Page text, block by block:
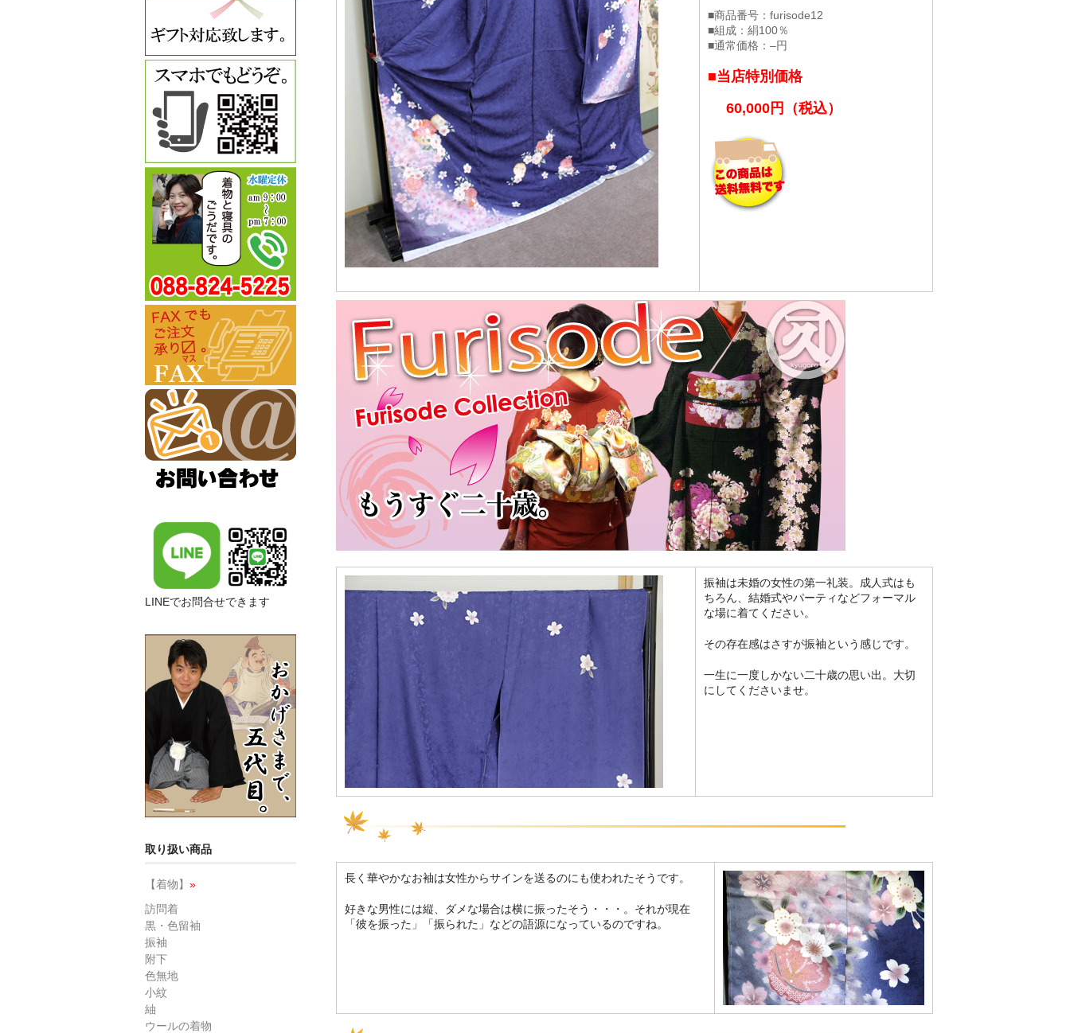
■商品番号：furisode12
■組成：絹100％
■通常価格：–円
■当店特別価格
60,000円（税込）
振袖は未婚の女性の第一礼装。成人式はも
ちろん、結婚式やパーティなどフォーマル
な場に着てください。
その存在感はさすが振袖という感じです。
一生に一度しかない二十歳の思い出。大切
にしてくださいませ。
長く華やかなお袖は女性からサインを送るのにも使われたそうです。
好きな男性には縦、ダメな場合は横に振ったそう・・・。それが現在
「彼を振った」「振られた」などの語源になっているのですね。
LINEでお問合せできます
取り扱い商品
【着物】 »
訪問着
黒・色留袖
振袖
附下
色無地
小紋
紬
ウールの着物